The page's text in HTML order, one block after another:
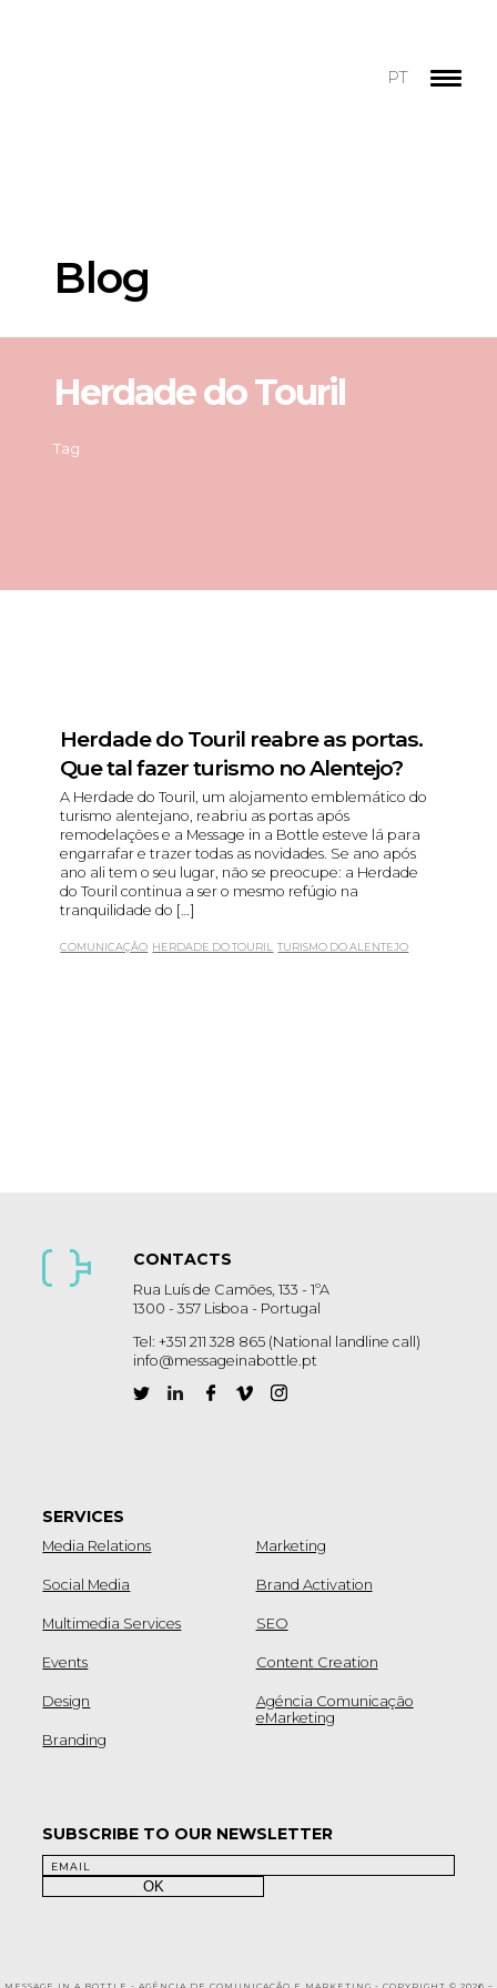
PT
Blog
Herdade do Touril
Tag
Herdade do Touril reabre as portas.
Que tal fazer turismo no Alentejo?
A Herdade do Touril, um alojamento emblemático do
turismo alentejano, reabriu as portas após
remodelações e a Message in a Bottle esteve lá para
engarrafar e trazer todas as novidades. Se ano após
ano ali tem o seu lugar, não se preocupe: a Herdade
do Touril continua a ser o mesmo refúgio na
tranquilidade do […]
COMUNICAÇÃO HERDADE DO TOURIL TURISMO DO ALENTEJO
CONTACTS
Rua Luís de Camões, 133 - 1ºA
1300 - 357 Lisboa - Portugal
Tel: +351 211 328 865 (National landline call)
info@messageinabottle.pt
SERVICES
Media Relations
Social Media
Multimedia Services
Events
Design
Branding
Marketing
Brand Activation
SEO
Content Creation
Agéncia Comunicação
eMarketing
SUBSCRIBE TO OUR NEWSLETTER